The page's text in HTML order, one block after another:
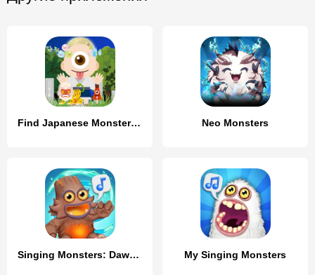
Find Japanese Monsters-Yokai- Neo Monsters
Singing Monsters: Dawn of Fire My Singing Monsters